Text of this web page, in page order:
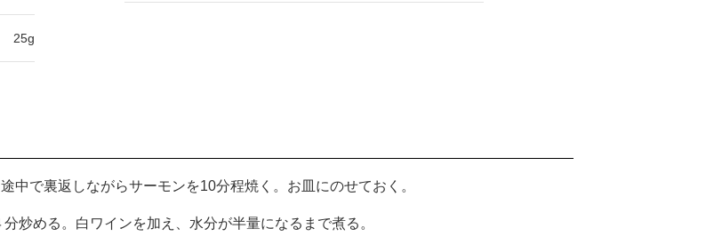
25g
中で裏返しながらサーモンを10分程焼く。お皿にのせておく。
炒める。白ワインを加え、水分が半量になるまで煮る。